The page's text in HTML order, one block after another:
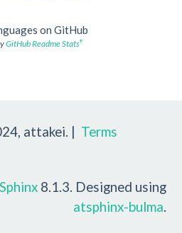
GitHub Readme Stats¶
attakei. | Terms
Sphinx8.1.3. Designed using
atsphinx-bulma.